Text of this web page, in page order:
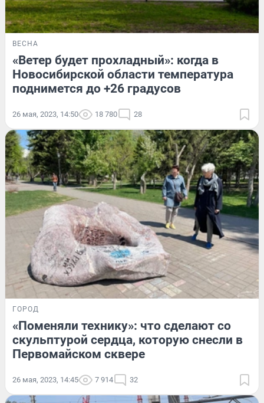
ВЕСНА
«Ветер будет прохладный»: когда в
Новосибирской области температура
поднимется до +26 градусов
26 мая, 2023, 14:50 18 780 28
ГОРОД
«Поменяли технику»: что сделают со
скульптурой сердца, которую снесли в
Первомайском сквере
26 мая, 2023, 14:45 7 914 32